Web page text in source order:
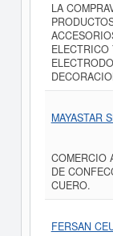
LA
MAYASTAR
COMERCIO
DE
CUERO.
FERSAN